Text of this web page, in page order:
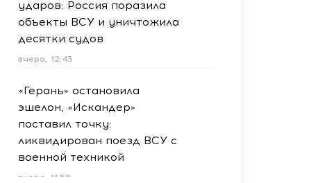
ударов: Россия поразила
объекты ВСУ и уничтожила
десятки судов
вчера, 12:43
«Герань» остановила
эшелон, «Искандер»
поставил точку:
ликвидирован поезд ВСУ с
военной техникой
вчера, 11:56